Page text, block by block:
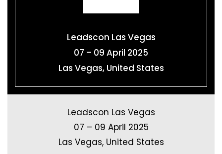
Leadscon Las Vegas
07 – 09 April 2025
Las Vegas, United States
Leadscon Las Vegas
07 – 09 April 2025
Las Vegas, United States